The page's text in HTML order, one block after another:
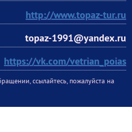
http://www.topaz-tur.ru
topaz-1991@yandex.ru
https://vk.com/vetrian_poias
ссылайтесь, пожалуйста на